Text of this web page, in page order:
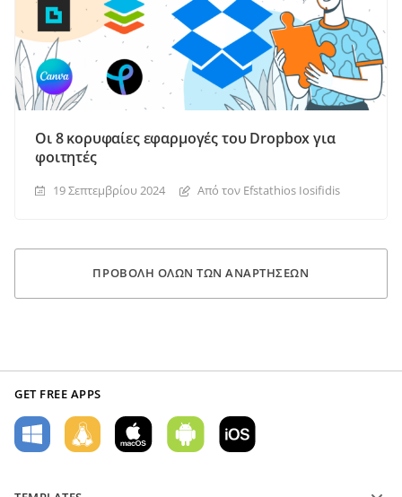
Οι 8 κορυφαίες εφαρμογές του Dropbox για
φοιτητές
19 Σεπτεμβρίου 2024 Από τον Efstathios Iosifidis
ΠΡΟΒΟΛΉ ΌΛΩΝ ΤΩΝ ΑΝΑΡΤΉΣΕΩΝ
GET FREE APPS